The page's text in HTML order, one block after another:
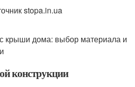
stopa.in.ua
крыши дома: выбор материала и
конструкции